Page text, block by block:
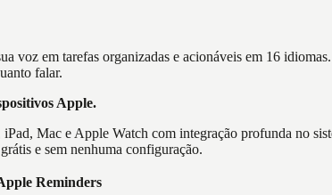
voz em tarefas organizadas e acionáveis em 16
falar.
Apple.
Mac e Apple Watch com integração profunda no
e sem nenhuma configuração.
Reminders